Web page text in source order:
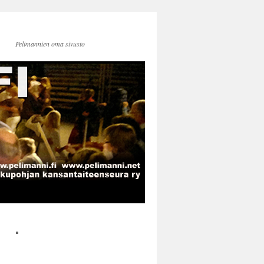
Pelimannien oma sivusto